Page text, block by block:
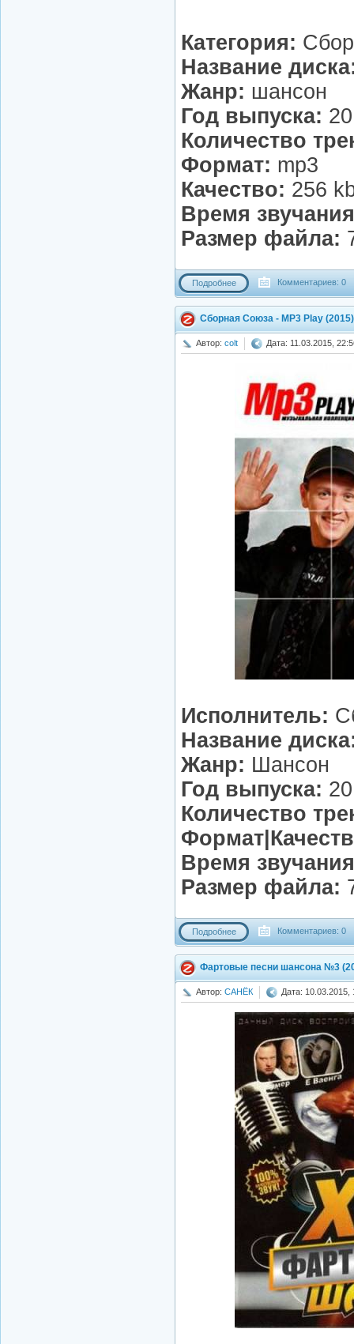
Категория:
Название
Жанр: шансон
Год выпуска:
Количество
Формат: mp3
Качество: 256
Время
Размер файла:
Подробнее Комментариев: 0
Сборная Союза - MP3 Play (2015)
Автор: colt Дата: 11.03.2015,
Исполнитель:
Название
Жанр: Шансон
Год выпуска:
Количество
Время
Размер файла:
Подробнее Комментариев: 0
Фартовые песни шансона №3
Автор: САНЁК Дата: 10.03.2015,